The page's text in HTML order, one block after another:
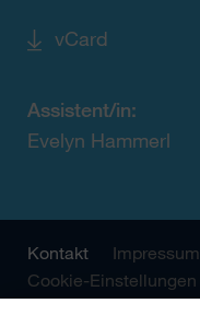
vCard
Assistent/in:
Evelyn Hammerl
Kontakt Impressum
Cookie-Einstellungen